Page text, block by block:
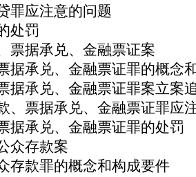
罪应注意的问题
处罚
票据承兑、金融票证案
据承兑、金融票证罪的概念
据承兑、金融票证罪案立案
、票据承兑、金融票证罪应
据承兑、金融票证罪的处罚
众存款案
存款罪的概念和构成要件